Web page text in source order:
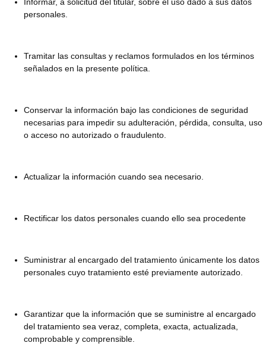
personales.
Tramitar las consultas y reclamos formulados en los términos
señalados en la presente política.
Conservar la información bajo las condiciones de seguridad
necesarias para impedir su adulteración, pérdida, consulta, uso
o acceso no autorizado o fraudulento.
Actualizar la información cuando sea necesario.
Rectificar los datos personales cuando ello sea procedente
Suministrar al encargado del tratamiento únicamente los datos
personales cuyo tratamiento esté previamente autorizado.
Garantizar que la información que se suministre al encargado
del tratamiento sea veraz, completa, exacta, actualizada,
comprobable y comprensible.